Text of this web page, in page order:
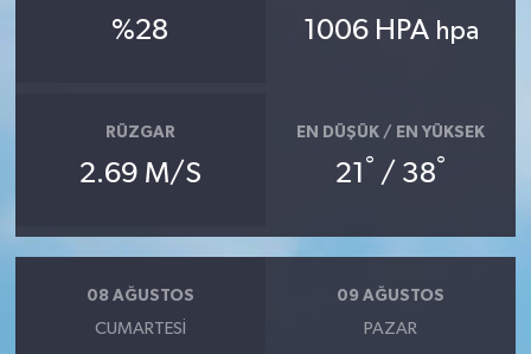
%28 1006 HPA hpa
RÜZGAR
2.69 M/S
EN DÜŞÜK / EN YÜKSEK
21 ° / 38°
08 AĞUSTOS
CUMARTESI
09 AĞUSTOS
PAZAR